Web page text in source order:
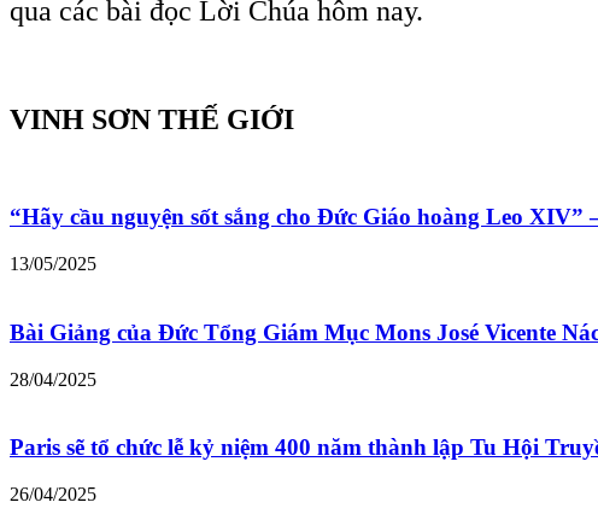
qua các bài đọc Lời Chúa hôm nay.
VINH SƠN THẾ GIỚI
“Hãy cầu nguyện sốt sắng cho Đức Giáo hoàng Leo
13/05/2025
Bài Giảng của Đức Tổng Giám Mục Mons José Vicente
28/04/2025
Paris sẽ tổ chức lễ kỷ niệm 400 năm thành lập Tu Hội
26/04/2025